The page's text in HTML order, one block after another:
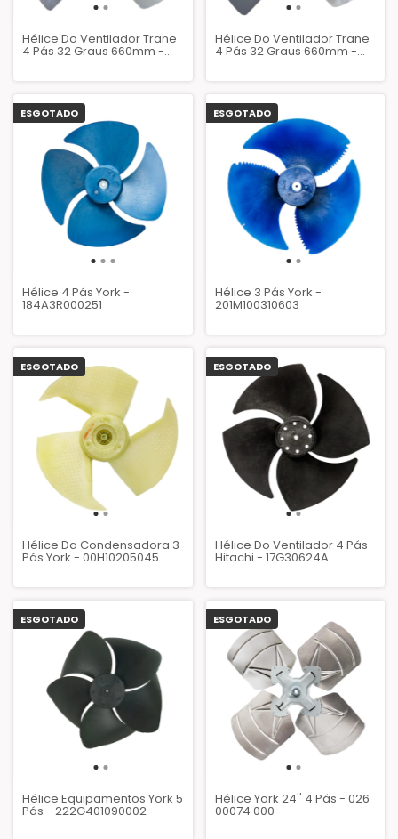
Hélice Do Ventilador Trane
4 Pás 32 Graus 660mm -
Hélice Do Ventilador Trane
4 Pás 32 Graus 660mm -
ESGOTADO
Hélice 4 Pás York -
184A3R000251
ESGOTADO
Hélice 3 Pás York -
201M100310603
ESGOTADO
Hélice Da Condensadora 3
Pás York - 00H10205045
ESGOTADO
Hélice Do Ventilador 4 Pás
Hitachi - 17G30624A
ESGOTADO
Hélice Equipamentos York 5
Pás - 222G401090002
ESGOTADO
Hélice York 24'' 4 Pás - 026
00074 000